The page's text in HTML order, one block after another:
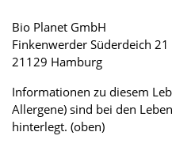
Bio Planet GmbH
Finkenwerder Süderdeich 21
21129 Hamburg
Informationen zu diesem
Allergene) sind bei den
hinterlegt. (oben)